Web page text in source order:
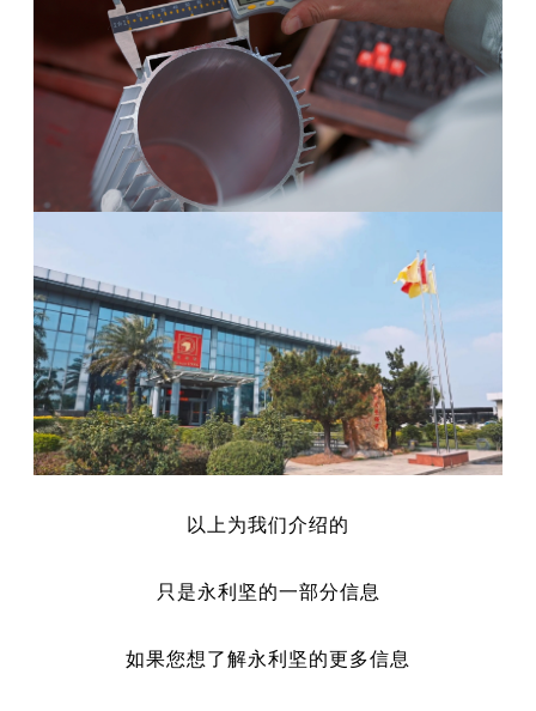
以上为我们介绍的
只是永利坚的一部分信息
如果您想了解永利坚的更多信息